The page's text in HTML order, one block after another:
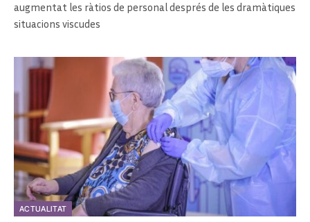
augmentat les ràtios de personal després de les dramàtiques
situacions viscudes
ACTUALITAT